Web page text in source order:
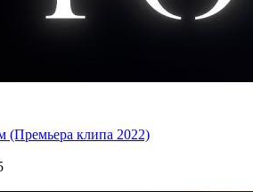
клипа 2022)